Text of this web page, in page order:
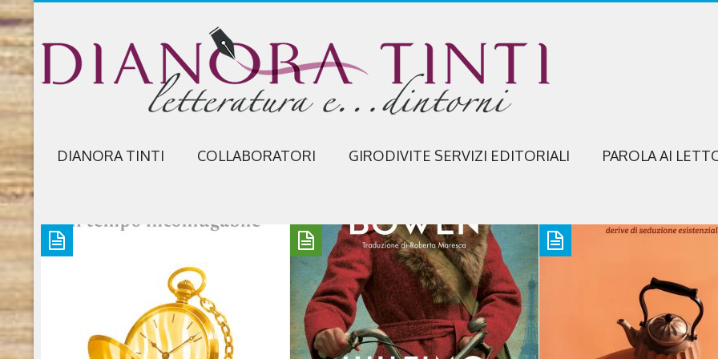
DIANORA TINTI COLLABORATORI GIRODIVITE SERVIZI EDITORIALI PAROLA AI